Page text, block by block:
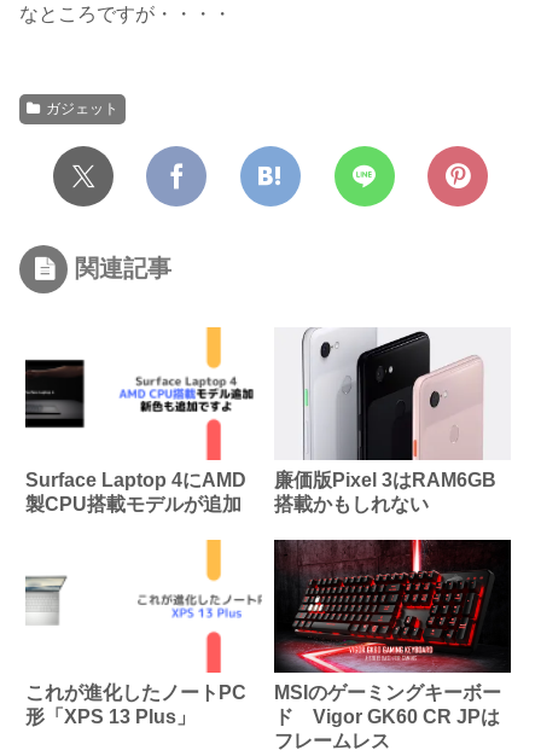
なところですが・・・・
ガジェット
関連記事
Surface Laptop 4にAMD
製CPU搭載モデルが追加
廉価版Pixel 3はRAM6GB
搭載かもしれない
これが進化したノートPC
形「XPS 13 Plus」
MSIのゲーミングキーボー
ド Vigor GK60 CR JPは
フレームレス